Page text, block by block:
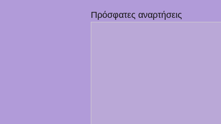
Πρόσφατες αναρτήσεις